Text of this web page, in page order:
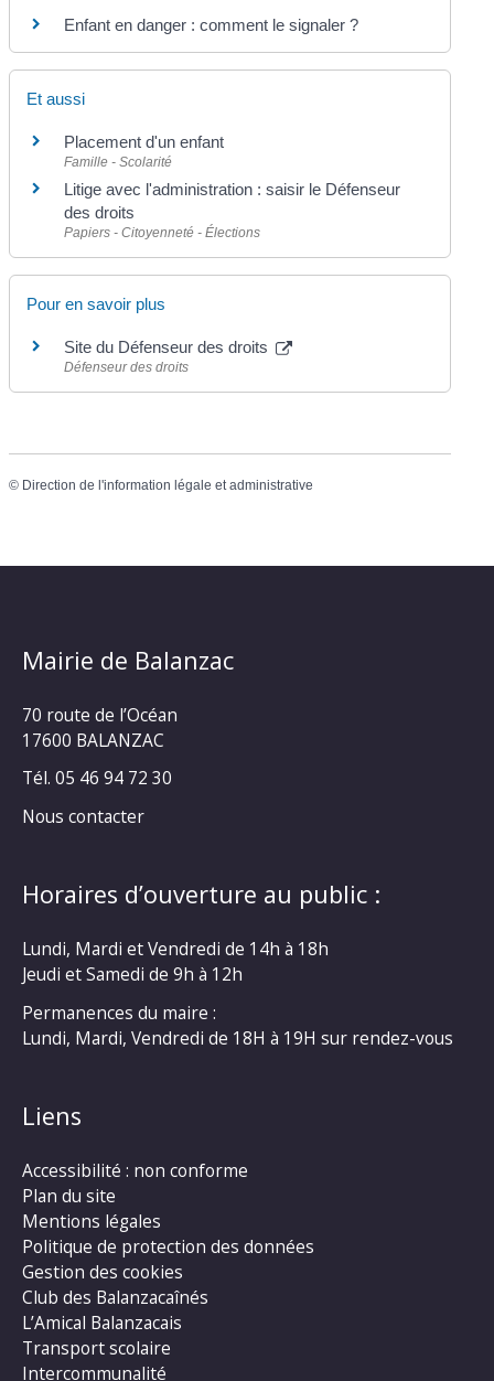
Enfant en danger : comment le signaler ?
Et aussi
Placement d'un enfant
Famille - Scolarité
Litige avec l'administration : saisir le Défenseur
des droits
Papiers - Citoyenneté - Élections
Pour en savoir plus
Site du Défenseur des droits
Défenseur des droits
© Direction de l'information légale et administrative
Mairie de Balanzac
70 route de l’Océan
17600 BALANZAC
Tél. 05 46 94 72 30
Nous contacter
Horaires d’ouverture au public :
Lundi, Mardi et Vendredi de 14h à 18h
Jeudi et Samedi de 9h à 12h
Permanences du maire :
Lundi, Mardi, Vendredi de 18H à 19H sur rendez-vous
Liens
Accessibilité : non conforme
Plan du site
Mentions légales
Politique de protection des données
Gestion des cookies
Club des Balanzacaînés
L’Amical Balanzacais
Transport scolaire
Intercommunalité